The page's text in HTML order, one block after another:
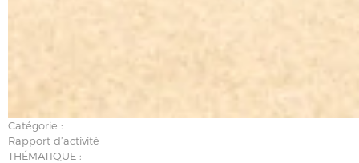
Catégorie :
Rapport d’activité
THÉMATIQUE :